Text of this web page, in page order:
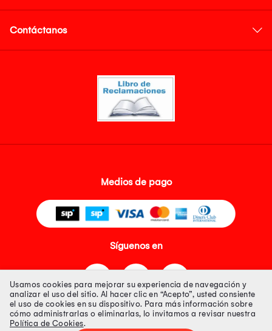
Contáctanos
Medios de pago
Síguenos en
Tienda 100% Segura
Usamos cookies para mejorar su experiencia de navegación y
analizar el uso del sitio. Al hacer clic en “Acepto”, usted consiente
el uso de cookies en su dispositivo. Para más información sobre
cómo administrarlas o eliminarlas, lo invitamos a revisar nuestra
Política de Cookies.